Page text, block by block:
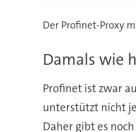
Der Profinet-Proxy
Damals wie
Profinet ist zwar
unterstützt nicht
Daher gibt es